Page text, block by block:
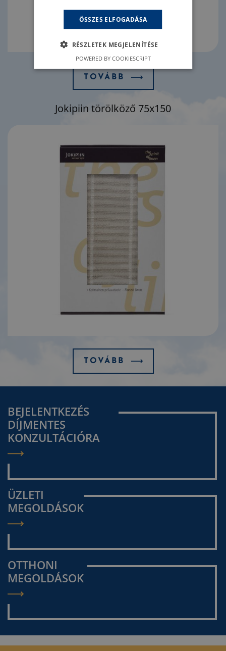
BEJELENTKEZÉS
DÍJMENTES
KONZULTÁCIÓRA
ÜZLETI
MEGOLDÁSOK
OTTHONI
MEGOLDÁSOK
TOVÁBB
Jokipiin törölköző 75x150
TOVÁBB
ÖSSZES ELFOGADÁSA
RÉSZLETEK MEGJELENÍTÉSE
POWERED BY COOKIESCRIPT